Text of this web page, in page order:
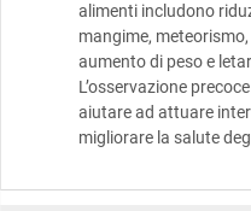
alimenti includono
mangime,
aumento di peso e
L’osservazione
aiutare ad attuare
migliorare la salute